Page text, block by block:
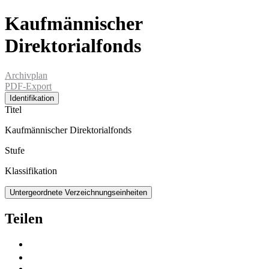
Kaufmännischer
Direktorialfonds
Archivplan
PDF-Export
Identifikation
Titel
Kaufmännischer Direktorialfonds
Stufe
Klassifikation
Untergeordnete Verzeichnungseinheiten
Teilen